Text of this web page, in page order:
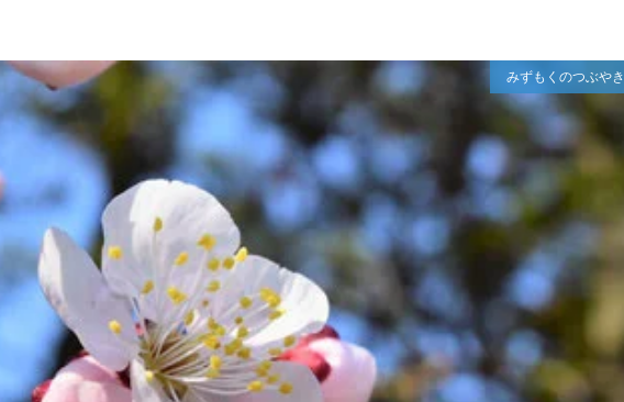
みずもくのつぶやき